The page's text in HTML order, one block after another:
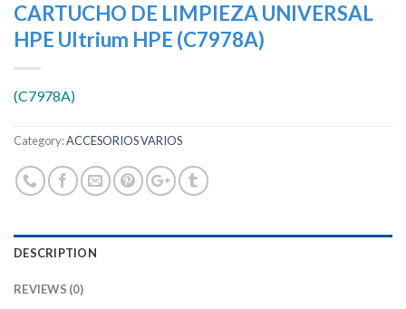
CARTUCHO DE LIMPIEZA UNIVERSAL
HPE Ultrium HPE (C7978A)
(C7978A)
Category:ACCESORIOS VARIOS
DESCRIPTION
REVIEWS (0)